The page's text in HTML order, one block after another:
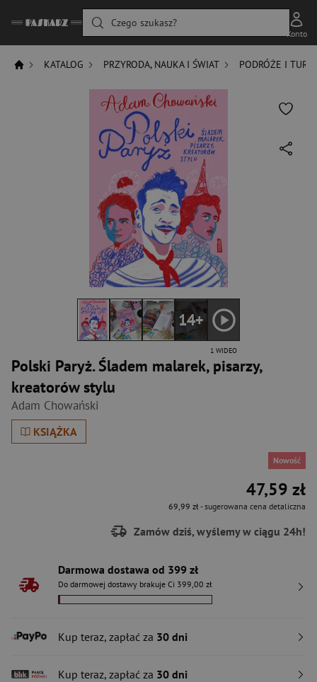
Czego szukasz?
Konto
KATALOG PRZYRODA, NAUKA I ŚWIAT PODRÓŻE I
Polski Paryż. Śladem malarek, pisarzy,
kreatorów stylu
Adam Chowański
KSIĄŻKA
14+
1 WIDEO
Nowość
47,59 zł
69,99 zł- sugerowana cena detaliczna
Zamów dziś, wyślemy w ciągu 24h!
Darmowa dostawa od 399 zł
Do darmowej dostawy brakuje Ci 399,00 zł
Kup teraz, zapłać za 30 dni
Kup teraz, zapłać za 30 dni